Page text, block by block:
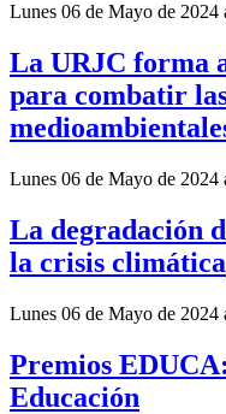
Lunes 06 de Mayo de 2024
La URJC forma
para combatir las
Lunes 06 de Mayo de 2024
La degradación
la crisis climática
Lunes 06 de Mayo de 2024
Premios
Educación